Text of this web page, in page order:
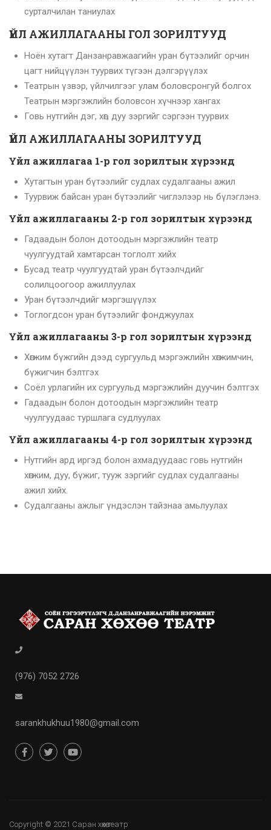
сурталчилан таниулах
ҮЙЛ АЖИЛЛАГААНЫ ГОЛ ЗОРИЛТУУД
Ноён хутагт Данзанравжаагийн уран бүтээлийг орчин
цагт нийцүүлэн туурвих түгээн дэлгэрүүлэх
Театрын үзвэр, үйлчилгээг улам боловсронгуй болгох
Театрын мэргэжлийн боловсон хүчнээр хангах
Говь нутгийн дэг, хөг, дуу зэргийг сэргээн туурвих
ҮЙЛ АЖИЛЛАГААНЫ ЗОРИЛТУУД
Үйл ажиллагаа 1-р гол зорилтын хүрээнд
Хутагтын уран бүтээлийг судлах судалгааны ажил
Туурвиж байсан уран бүтээлийг чиглэлээр нь бүлэглэнэ.
Үйл ажиллагааны 2-р гол зорилтын хүрээнд
Гадаадын болон дотоодын мэргэжлийн театр
чуулгуудтай хамтарсан тоглолт хийх
Бусад театр чуулгуудтай уран бүтээлчдийг
солилцоогоор ажиллуулах
Уран бүтээлчдийг мэргэшүүлэх
Тоглогдсон уран бүтээлийг фонджуулах
Үйл ажиллагааны 3-р гол зорилтын хүрээнд
Хөгжим бүжгийн дээд сургуульд мэргэжлийн хөгжимчин,
бүжигчин бэлтгэх
Соёл урлагийн их сургуульд мэргэжлийн дуучин бэлтгэх
Гадаадын болон дотоодын мэргэжлийн театр
чуулгуудаас туршлага судлуулах
Үйл ажиллагааны 4-р гол зорилтын хүрээнд
Нутгийн ард иргэд болон ахмадуудаас говь нутгийн
хөгжим, дуу, бүжиг, тууж зэргийг судлах судалгааны
ажил хийх.
Судалгааны ажлыг үндэслэн тайзнаа амьлуулах
(976) 7052 2726
sarankhukhuu1980@gmail.com
Copyright © 2021 Саран хөхөө театр